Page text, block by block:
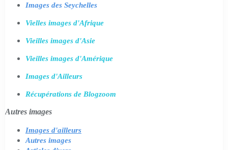
Images des Seychelles
Vielles images d'Afrique
Vieilles images d'Asie
Vieilles images d'Amérique
Images d'Ailleurs
Récupérations de Blogzoom
Autres images
Images d'ailleurs
Autres images